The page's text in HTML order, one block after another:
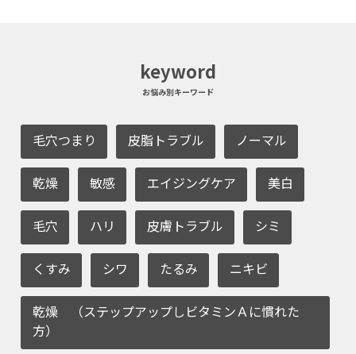
keyword
お悩み別キーワード
毛穴つまり 皮脂トラブル ノーマル
乾燥 敏感 エイジングケア 美白
毛穴 ハリ 皮膚トラブル シミ
くすみ シワ たるみ ニキビ
乾燥 （ステップアップしビタミンＡに慣れた
方）